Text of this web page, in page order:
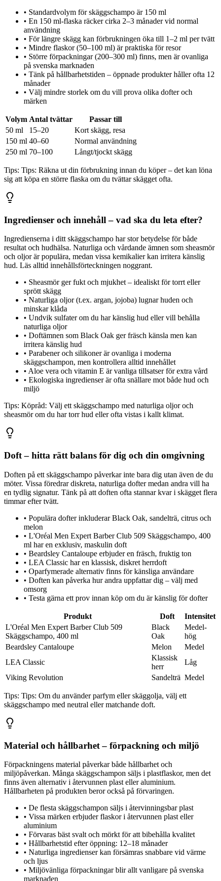
• Standardvolym för skäggschampo är 150 ml
• En 150 ml-flaska räcker cirka 2–3 månader vid normal
användning
• För längre skägg kan förbrukningen öka till 1–2 ml per tvätt
• Mindre flaskor (50–100 ml) är praktiska för resor
• Större förpackningar (200–300 ml) finns, men är ovanliga
på svenska marknaden
• Tänk på hållbarhetstiden – öppnade produkter håller ofta 12
månader
• Välj mindre storlek om du vill prova olika dofter och
märken
Volym Antal tvättar
Passar till
50 ml
15–20
Kort skägg, resa
150 ml 40–60
Normal användning
250 ml 70–100 Långt/tjockt skägg
Tips: Tips: Räkna ut din förbrukning innan du köper – det kan löna
sig att köpa en större flaska om du tvättar skägget ofta.
Ingredienser och innehåll – vad ska du leta efter?
Ingredienserna i ditt skäggschampo har stor betydelse för både
resultat och hudhälsa. Naturliga och vårdande ämnen som sheasmör
och oljor är populära, medan vissa kemikalier kan irritera känslig
hud. Läs alltid innehållsförteckningen noggrant.
• Sheasmör ger fukt och mjukhet – idealiskt för torrt eller
sprött skägg
• Naturliga oljor (t.ex. argan, jojoba) lugnar huden och
minskar klåda
• Undvik sulfater om du har känslig hud eller vill behålla
naturliga oljor
• Doftämnen som Black Oak ger fräsch känsla men kan
irritera känslig hud
• Parabener och silikoner är ovanliga i moderna
skäggschampon, men kontrollera alltid innehållet
• Aloe vera och vitamin E är vanliga tillsatser för extra vård
• Ekologiska ingredienser är ofta snällare mot både hud och
miljö
Tips: Köpråd: Välj ett skäggschampo med naturliga oljor och
sheasmör om du har torr hud eller ofta vistas i kallt klimat.
Doft – hitta rätt balans för dig och din omgivning
Doften på ett skäggschampo påverkar inte bara dig utan även de du
möter. Vissa föredrar diskreta, naturliga dofter medan andra vill ha
en tydlig signatur. Tänk på att doften ofta stannar kvar i skägget flera
timmar efter tvätt.
• Populära dofter inkluderar Black Oak, sandelträ, citrus och
melon
• L'Oréal Men Expert Barber Club 509 Skäggschampo, 400
ml har en exklusiv, maskulin doft
• Beardsley Cantaloupe erbjuder en fräsch, fruktig ton
• LEA Classic har en klassisk, diskret herrdoft
• Oparfymerade alternativ finns för känsliga användare
• Doften kan påverka hur andra uppfattar dig – välj med
omsorg
• Testa gärna ett prov innan köp om du är känslig för dofter
Produkt Doft
Intensitet
L'Oréal Men Expert Barber Club 509
Skäggschampo, 400 ml
Black
Oak
Medel-
hög
Beardsley Cantaloupe
Melon
Medel
LEA Classic
Klassisk
herr
Låg
Viking Revolution
Sandelträ Medel
Tips: Tips: Om du använder parfym eller skäggolja, välj ett
skäggschampo med neutral eller matchande doft.
Material och hållbarhet – förpackning och miljö
Förpackningens material påverkar både hållbarhet och
miljöpåverkan. Många skäggschampon säljs i plastflaskor, men det
finns även alternativ i återvunnen plast eller aluminium.
Hållbarheten på produkten beror också på förvaringen.
• De flesta skäggschampon säljs i återvinningsbar plast
• Vissa märken erbjuder flaskor i återvunnen plast eller
aluminium
• Förvaras bäst svalt och mörkt för att bibehålla kvalitet
• Hållbarhetstid efter öppning: 12–18 månader
• Naturliga ingredienser kan försämras snabbare vid värme
och ljus
• Miljövänliga förpackningar blir allt vanligare på svenska
marknaden